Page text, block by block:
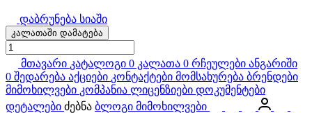
დაბრუნება სიაში
კალათაში დამატება
მთავარი კატალოგი 0 კალათა 0 რჩეულები ანგარიში
0 შედარება აქციები კონტაქტები მომსახურება ბრენდები
მიმოხილვები კომპანია ლიცენზიები დოკუმენტები
დეტალები ძებნა ბლოგი მიმოხილვები